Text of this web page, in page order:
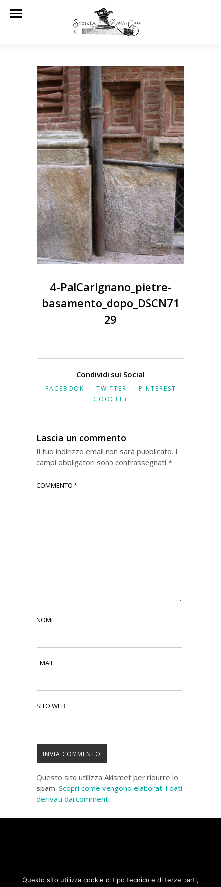
4-PalCarignano_pietre-
basamento_dopo_DSCN71
29
Condividi sui Social
FACEBOOK TWITTER
PINTEREST
GOOGLE+
Lascia un commento
Il tuo indirizzo email non sarà pubblicato. I
campi obbligatori sono contrassegnati *
COMMENTO *
NOME
EMAIL
SITO WEB
Questo sito utilizza Akismet per ridurre lo
spam. Scopri come vengono elaborati i dati
derivati dai commenti.
COPYRIGHT 2020 | SOCIETÀ RAVA E C
Questo sito utilizza cookie di tipo tecnico e di terze parti,